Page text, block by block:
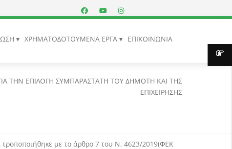
ΧΡΗΜΑΤΟΔΟΤΟΥΜΕΝΑ ΕΡΓΑ ΕΠΙΚΟΙΝΩΝΙΑ
ΤΗΝ ΕΠΙΛΟΓΗ ΣΥΜΠΑΡΑΣΤΑΤΗ ΤΟΥ ΔΗΜΟΤΗ ΚΑΙ ΤΗΣ
ΕΠΙΧΕΙΡΗΣΗΣ
με το άρθρο 7 του Ν. 4623/2019(ΦΕΚ